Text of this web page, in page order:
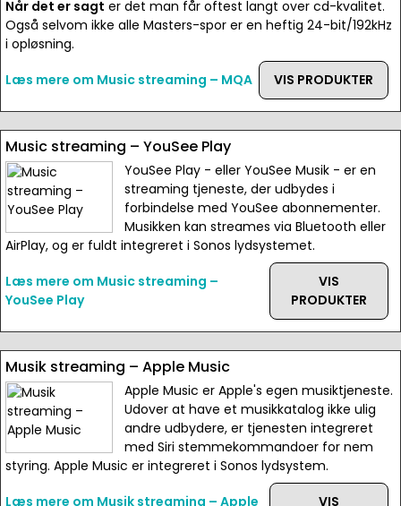
Når det er sagt er det man får oftest langt over cd-kvalitet.
Også selvom ikke alle Masters-spor er en heftig 24-bit/192kHz
i opløsning.
Læs mere om Music streaming – MQA
VIS PRODUKTER
Music streaming – YouSee Play
YouSee Play - eller YouSee Musik - er en
streaming tjeneste, der udbydes i
forbindelse med YouSee abonnementer.
Musikken kan streames via Bluetooth eller
AirPlay, og er fuldt integreret i Sonos lydsystemet.
Læs mere om Music streaming –
YouSee Play
VIS
PRODUKTER
Musik streaming – Apple Music
Apple Music er Apple's egen musiktjeneste.
Udover at have et musikkatalog ikke ulig
andre udbydere, er tjenesten integreret
med Siri stemmekommandoer for nem
styring. Apple Music er integreret i Sonos lydsystem.
Læs mere om Musik streaming – Apple
VIS